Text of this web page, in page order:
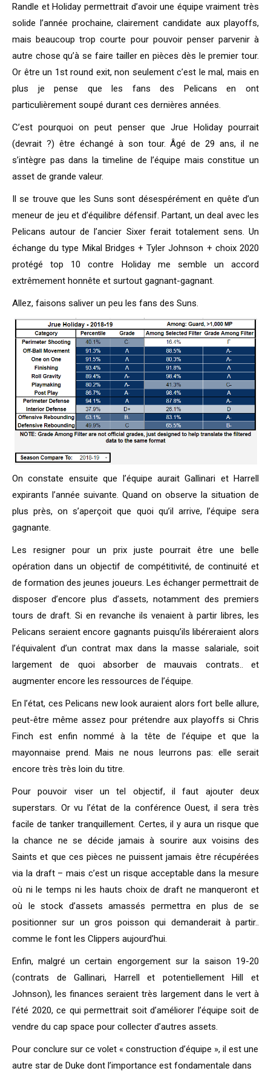
Randle et Holiday permettrait d’avoir une équipe vraiment très
solide l’année prochaine, clairement candidate aux playoffs,
mais beaucoup trop courte pour pouvoir penser parvenir à
autre chose qu’à se faire tailler en pièces dès le premier tour.
Or être un 1st round exit, non seulement c’est le mal, mais en
plus je pense que les fans des Pelicans en ont
particulièrement soupé durant ces dernières années.
C’est pourquoi on peut penser que Jrue Holiday pourrait
(devrait ?) être échangé à son tour. Âgé de 29 ans, il ne
s’intègre pas dans la timeline de l’équipe mais constitue un
asset de grande valeur.
Il se trouve que les Suns sont désespérément en quête d’un
meneur de jeu et d’équilibre défensif. Partant, un deal avec les
Pelicans autour de l’ancier Sixer ferait totalement sens. Un
échange du type Mikal Bridges + Tyler Johnson + choix 2020
protégé top 10 contre Holiday me semble un accord
extrêmement honnête et surtout gagnant-gagnant.
Allez, faisons saliver un peu les fans des Suns.
On constate ensuite que l’équipe aurait Gallinari et Harrell
expirants l’année suivante. Quand on observe la situation de
plus près, on s’aperçoit que quoi qu’il arrive, l’équipe sera
gagnante.
Les resigner pour un prix juste pourrait être une belle
opération dans un objectif de compétitivité, de continuité et
de formation des jeunes joueurs. Les échanger permettrait de
disposer d’encore plus d’assets, notamment des premiers
tours de draft. Si en revanche ils venaient à partir libres, les
Pelicans seraient encore gagnants puisqu’ils libéreraient alors
l’équivalent d’un contrat max dans la masse salariale, soit
largement de quoi absorber de mauvais contrats.. et
augmenter encore les ressources de l’équipe.
En l’état, ces Pelicans new look auraient alors fort belle allure,
peut-être même assez pour prétendre aux playoffs si Chris
Finch est enfin nommé à la tête de l’équipe et que la
mayonnaise prend. Mais ne nous leurrons pas: elle serait
encore très très loin du titre.
Pour pouvoir viser un tel objectif, il faut ajouter deux
superstars. Or vu l’état de la conférence Ouest, il sera très
facile de tanker tranquillement. Certes, il y aura un risque que
la chance ne se décide jamais à sourire aux voisins des
Saints et que ces pièces ne puissent jamais être récupérées
via la draft – mais c’est un risque acceptable dans la mesure
où ni le temps ni les hauts choix de draft ne manqueront et
où le stock d’assets amassés permettra en plus de se
positionner sur un gros poisson qui demanderait à partir..
comme le font les Clippers aujourd’hui.
Enfin, malgré un certain engorgement sur la saison 19-20
(contrats de Gallinari, Harrell et potentiellement Hill et
Johnson), les finances seraient très largement dans le vert à
l’été 2020, ce qui permettrait soit d’améliorer l’équipe soit de
vendre du cap space pour collecter d’autres assets.
Pour conclure sur ce volet « construction d’équipe », il est une
autre star de Duke dont l’importance est fondamentale dans